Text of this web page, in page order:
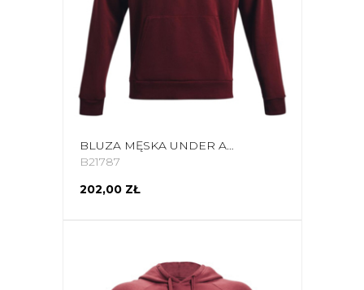
BLUZA MĘSKA UNDER ARMOUR RIVAL FLEECE BIG LOGO HD BORDOWA 1357093 690
B21787
202,00 ZŁ